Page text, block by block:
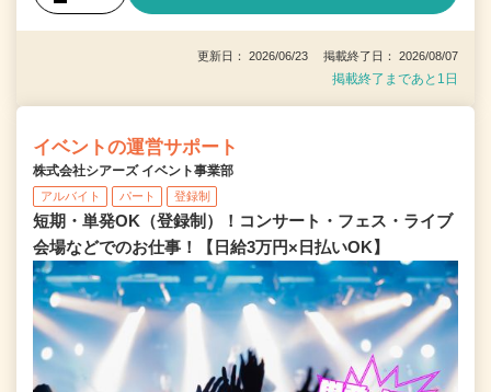
更新日： 2026/06/23 掲載終了日： 2026/08/07
掲載終了まであと1日
イベントの運営サポート
株式会社シアーズ イベント事業部
アルバイト パート 登録制
短期・単発OK（登録制）！コンサート・フェス・ライブ
会場などでのお仕事！【日給3万円×日払いOK】